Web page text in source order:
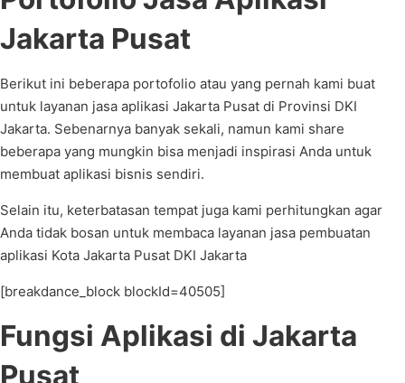
Jakarta Pusat
Berikut ini beberapa portofolio atau yang pernah kami buat
untuk layanan jasa aplikasi Jakarta Pusat di Provinsi DKI
Jakarta. Sebenarnya banyak sekali, namun kami share
beberapa yang mungkin bisa menjadi inspirasi Anda untuk
membuat aplikasi bisnis sendiri.
Selain itu, keterbatasan tempat juga kami perhitungkan agar
Anda tidak bosan untuk membaca layanan jasa pembuatan
aplikasi Kota Jakarta Pusat DKI Jakarta
[breakdance_block blockId=40505]
Fungsi Aplikasi di Jakarta
Pusat